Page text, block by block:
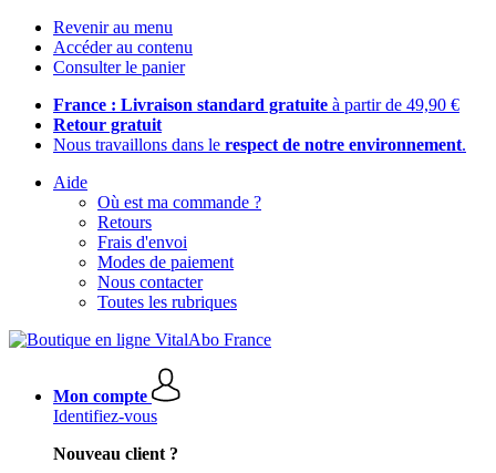
Revenir au menu
Accéder au contenu
Consulter le panier
France : Livraison standard gratuite à partir de 49,90 €
Retour gratuit
Nous travaillons dans le respect de notre environnement.
Aide
Où est ma commande ?
Retours
Frais d'envoi
Modes de paiement
Nous contacter
Toutes les rubriques
Mon compte
Identifiez-vous
Nouveau client ?